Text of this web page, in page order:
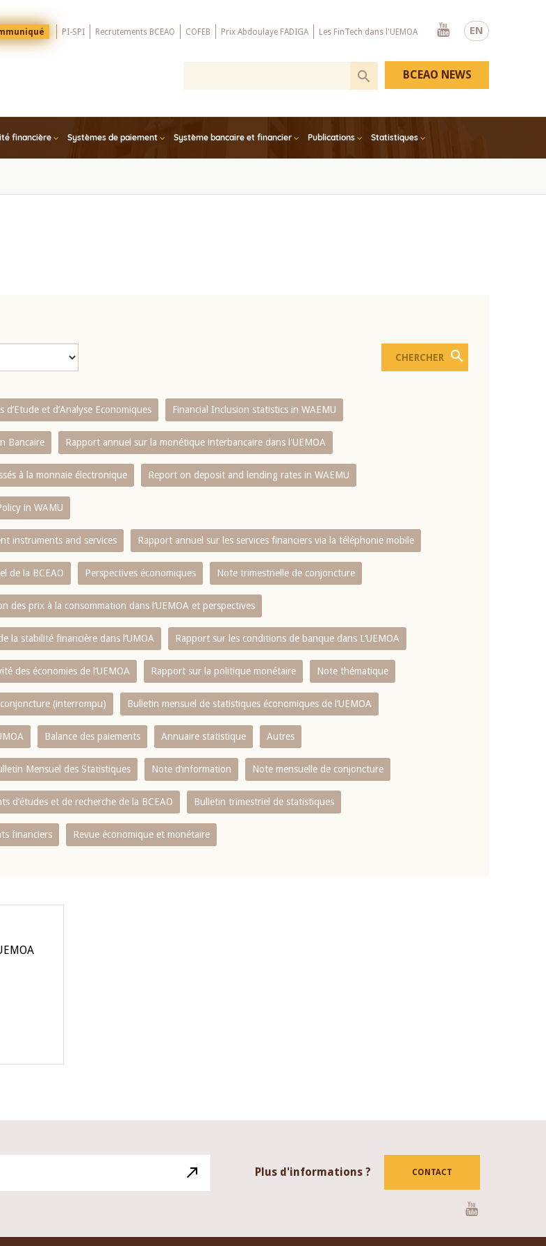
EN
PI-SPI Recrutements BCEAO COFEB Prix Abdoulaye FADIGA Les FinTech dans l'UEMOA
Youtube
financière Systèmes de paiement Système bancaire et financier Publications Statistiques
BCEAO NEWS
d’Etude et d’Analyse Economiques Financial Inclusion statistics in WAEMU
Bancaire Rapport annuel sur la monétique interbancaire dans l'UEMOA
à la monnaie électronique Report on deposit and lending rates in WAEMU
in WAMU
instruments and services Rapport annuel sur les services financiers via la téléphonie mobile
de la BCEAO Perspectives économiques Note trimestrielle de conjoncture
des prix à la consommation dans l‘UEMOA et perspectives
la stabilité financière dans l‘UMOA Rapport sur les conditions de banque dans L‘UEMOA
des économies de l‘UEMOA Rapport sur la politique monétaire Note thématique
(interrompu) Bulletin mensuel de statistiques économiques de l‘UEMOA
Balance des paiements Annuaire statistique Autres
Mensuel des Statistiques Note d’information Note mensuelle de conjoncture
d’études et de recherche de la BCEAO Bulletin trimestriel de statistiques
financiers Revue économique et monétaire
Plus d'informations ? CONTACT